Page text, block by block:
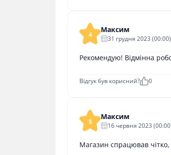
4
Максим
31 грудня 2023 (00:00)
Рекомендую! Відмінна
Відгук був корисний? 0
5
Максим
16 червня 2023
Магазин спрацював